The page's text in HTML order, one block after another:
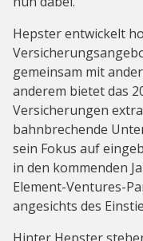
Hepster entwickelt
gemeinsam mit
anderem bietet das
Versicherungen
bahnbrechende
sein Fokus auf
in den kommenden
Element-Ventures-
angesichts des